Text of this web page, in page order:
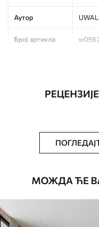
Аутор
Број артикла
МОЖДА ЋЕ